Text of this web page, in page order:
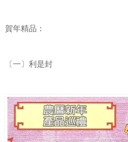
賀年精品：
〔一〕利是封